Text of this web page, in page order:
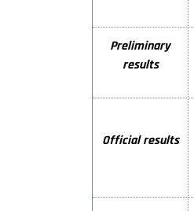
Preliminary
results
Official results